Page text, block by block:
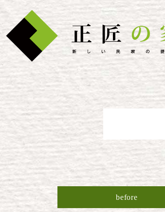
before